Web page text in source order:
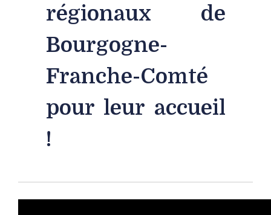
régionaux de
Bourgogne-
Franche-Comté
pour leur accueil
!